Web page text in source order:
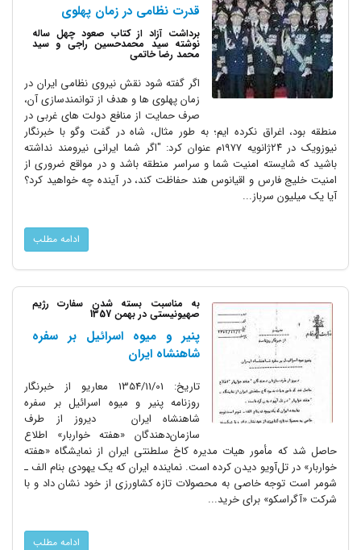
قدرت نظامی در زمان پهلوی
برداشت آزاد از کتاب صعود چهل ساله
نوشته سید محمدحسین راجی و سید
محمد رضا خاتمی
اگر گفته شود نقش نیروی نظامی ایران در
زمان پهلوی ها و هدف از توانمندسازی آن،
صرف حمایت از منافع دولت های غربی در
منطقه بود، اغراق نکرده ایم؛ به طور مثال، شاه در گفت وگو با خبرنگار
نیوزویک در ۲۴ژانویه ۱۹۷۷م عنوان کرد: "اگر شما ایرانی نیرومند نداشته
باشید که شایسته امنیت شما و سراسر منطقه باشد و در مواقع ضروری از
امنیت خلیج فارس و اقیانوس هند حفاظت کند، در آینده چه خواهید کرد؟
آیا یک میلیون سرباز...
ادامه مطلب
به مناسبت بسته شدن سفارت رژیم
صهیونیستی در بهمن 1357
پنیر و میوه اسرائیل بر سفره
شاهنشاه ایران
تاریخ‌: 1354/11/01 معاریو از خبرنگار
روزنامه پنیر و میوه اسرائیل بر سفره
شاهنشاه ایران دیروز از طرف
سازمان‌دهندگان «هفته خواربار» اطلاع
حاصل شد که مأمور هیات مدیره کاخ سلطنتی ایران از نمایشگاه «هفته
خواربار» در تل‌آویو دیدن کرده است‌. نماینده ایران که یک یهودی بنام الف ـ
شومر است توجه خاصی به محصولات تازه کشاورزی از خود نشان داد و با
شرکت «آگراسکو» برای خرید...
ادامه مطلب